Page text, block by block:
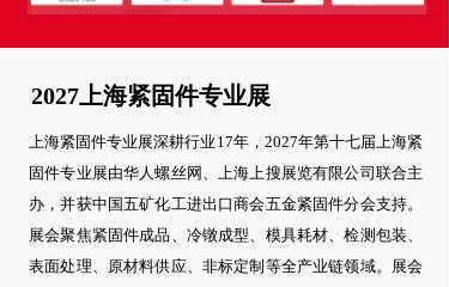
2027上海紧固件专业展
上海紧固件专业展深耕行业17年，2027年第十七届上海紧
固件专业展由华人螺丝网、上海上搜展览有限公司联合主
办，并获中国五矿化工进出口商会五金紧固件分会支持。
展会聚焦紧固件成品、冷镦成型、模具耗材、检测包装、
表面处理、原材料供应、非标定制等全产业链领域。展会